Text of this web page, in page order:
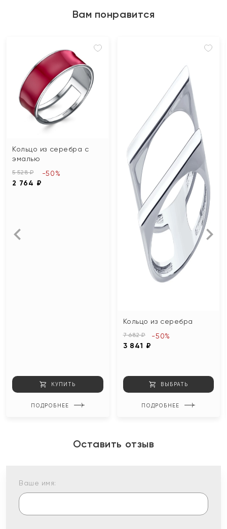
Вам понравится
Кольцо из серебра с
эмалью
5 528 ₽
2 764 ₽
-50%
КУПИТЬ
ПОДРОБНЕЕ
Кольцо из серебра
7 682 ₽
3 841 ₽
-50%
ВЫБРАТЬ
ПОДРОБНЕЕ
Оставить отзыв
Ваше имя: